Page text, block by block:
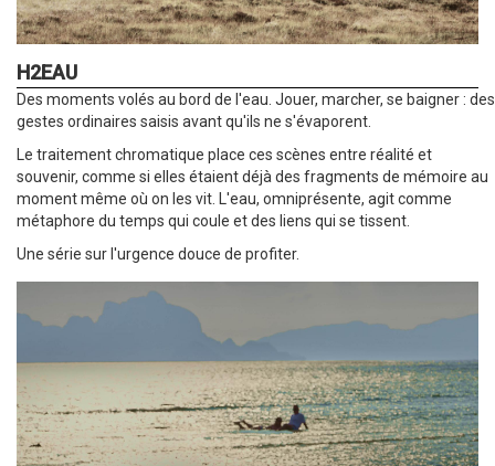
H2EAU
Description
du
Des moments volés au bord de l'eau. Jouer, marcher, se baigner : des
gestes ordinaires saisis avant qu'ils ne s'évaporent.
Le traitement chromatique place ces scènes entre réalité et
souvenir, comme si elles étaient déjà des fragments de mémoire au
moment même où on les vit. L'eau, omniprésente, agit comme
métaphore du temps qui coule et des liens qui se tissent.
Une série sur l'urgence douce de profiter.
du